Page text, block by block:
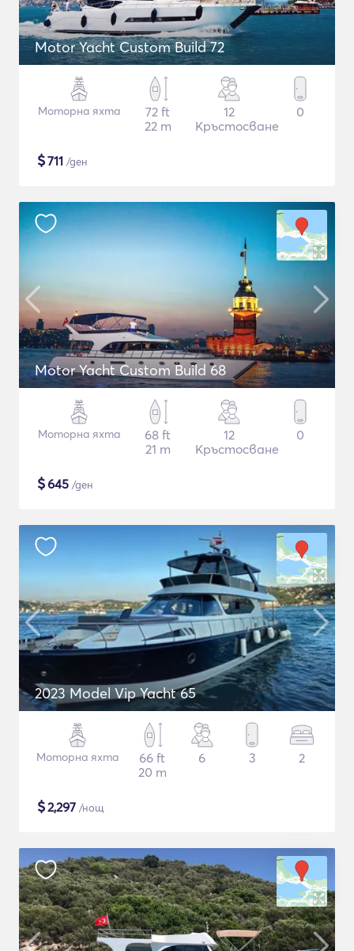
Motor Yacht Custom Build 72
Моторна яхта
72 ft
22 m
12
Кръстосване
0
$711 /ден
Motor Yacht Custom Build 68
Моторна яхта
68 ft
21 m
12
Кръстосване
0
$645 /ден
2023 Model Vip Yacht 65
Моторна яхта
66 ft
20 m
6 3 2
$2,297 /нощ